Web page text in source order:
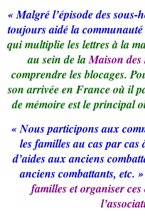
« Malgré l’épisode des
toujours aidé la
qui multiplie les lettres à la
au sein de laMaison
comprendre les blocages.
son arrivée en France où il
de mémoire est le principal
« Nous participons aux
les familles au cas par cas
d’aides aux anciens
anciens combattants, etc. »
familles et organiser